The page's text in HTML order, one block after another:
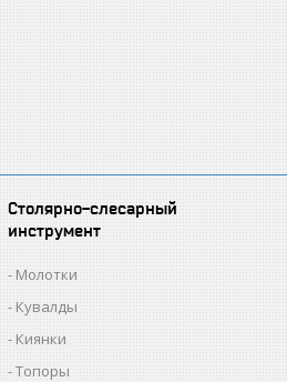
Столярно-слесарный
инструмент
Молотки
Кувалды
Киянки
Топоры